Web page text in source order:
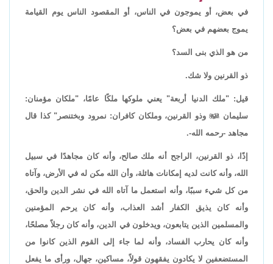
في بعض، أو يموجون في الناس، أو المقصود الناس يوم القيامة
يموج بعضهم في بعض؟
من هو الذي بنى السد؟
ذو القرنين ولا شك.
قيل: "ملك الدنيا أربعة" يعني ملوكها ملكًا عامًا، "ملكان مؤمنان:
سليمان وذو القرنين، وملكان كافران: نمرود وبختنصر" كذا قال
مجاهد -رحمه الله-.
إذًا، ذو القرنين، الراجح أنه ملك صالح، وأنه كان مجاهدًا في سبيل
الله، وأنه كانت لديه إمكانات هائلة، وأن الله مكن له في الأرض، وآتاه
من كل شيء سببًا، وأنه استعمل ما آتاه الله في نشر الدين والحق،
وأنه كان يذيق الكفار أشد العذاب، وأنه كان يرحم المؤمنين
والمسلمين الذين يتابعون، ويدخلون في الدين، وأنه كان رجلاً مصلحًا،
وأنه كان يحارب الفساد، وأنه لما جاء إلى القوم الذين كانوا من
المستضعفين لا يكادون يفقهون قولاً، مساكين، جهال، ورأى ما يفعل